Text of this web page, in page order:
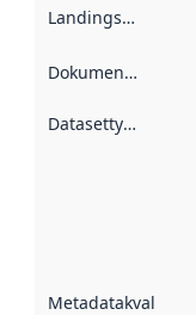
Landingsside
Dokumentasjon
Datasettype
Metadatakvalitet